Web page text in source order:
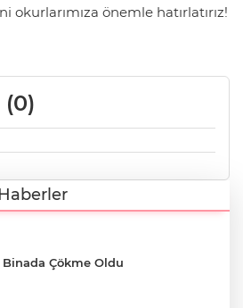
önemle hatırlatırız!
(0)
Binada Çökme Oldu